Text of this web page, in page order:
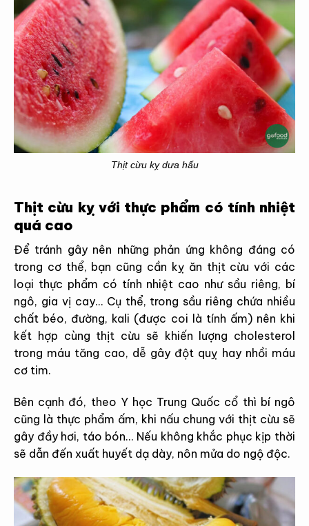
Thịt cừu kỵ dưa hấu
Thịt cừu kỵ với thực phẩm có tính nhiệt
quá cao
Để tránh gây nên những phản ứng không đáng có
trong cơ thể, bạn cũng cần kỵ ăn thịt cừu với các
loại thực phẩm có tính nhiệt cao như sầu riêng, bí
ngô, gia vị cay… Cụ thể, trong sầu riêng chứa nhiều
chất béo, đường, kali (được coi là tính ấm) nên khi
kết hợp cùng thịt cừu sẽ khiến lượng cholesterol
trong máu tăng cao, dễ gây đột quỵ hay nhồi máu
cơ tim.
Bên cạnh đó, theo Y học Trung Quốc cổ thì bí ngô
cũng là thực phẩm ấm, khi nấu chung với thịt cừu sẽ
gây đầy hơi, táo bón… Nếu không khắc phục kịp thời
sẽ dẫn đến xuất huyết dạ dày, nôn mửa do ngộ độc.